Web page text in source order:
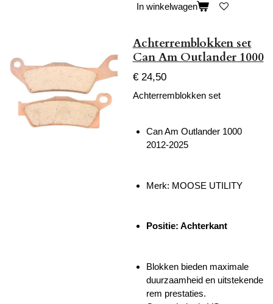
In winkelwagen
Achterremblokken set
Can Am Outlander 1000
€ 24,50
Achterremblokken set
Can Am Outlander 1000
2012-2025
Merk: MOOSE UTILITY
Positie: Achterkant
Blokken bieden maximale
duurzaamheid en uitstekende
rem prestaties.